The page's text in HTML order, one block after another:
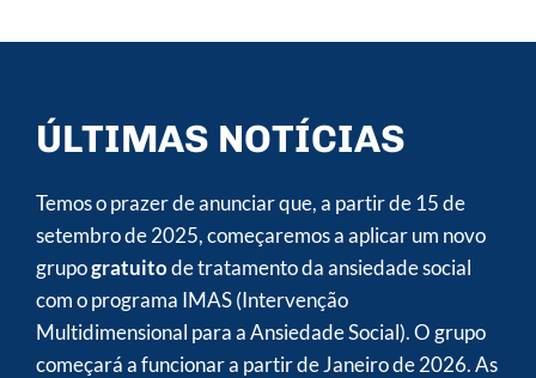
ÚLTIMAS NOTÍCIAS
Temos o prazer de anunciar que, a partir de 15 de
setembro de 2025, começaremos a aplicar um novo
grupogratuitode tratamento da ansiedade social
com o programa IMAS (Intervenção
Multidimensional para a Ansiedade Social). O grupo
começará a funcionar a partir de Janeiro de 2026. As